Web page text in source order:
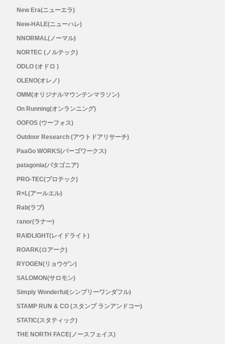
New Era(ニューエラ)
New-HALE(ニューハレ)
NNORMAL(ノーマル)
NORTEC (ノルテック)
ODLO (オドロ )
OLENO(オレノ)
OMM(オリジナルマウンテンマラソン)
On Running(オンランニング)
OOFOS (ウーフォス)
Outdoor Research (アウトドアリサーチ)
PaaGo WORKS(パーゴワークス)
patagonia(パタゴニア)
PRO-TEC(プロテック)
R×L(アールエル)
Rab(ラブ)
ranor(ラナー)
RAIDLIGHT(レイドライト)
ROARK(ロアーク)
RYOGEN(リョウゲン)
SALOMON(サロモン)
Simply Wonderful(シンプリーワンダフル)
STAMP RUN & CO (スタンプ ランアンドコー)
STATIC(スタティック)
THE NORTH FACE(ノースフェイス)